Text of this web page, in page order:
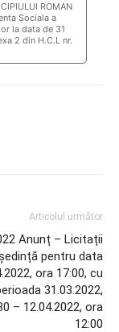
ROMAN
Sociala a
la data de 31
2 din H.C.L nr.
Articolul următor
Anunț – Licitații
pentru data
ora 17:00, cu
31.03.2022,
– 12.04.2022, ora
12:00